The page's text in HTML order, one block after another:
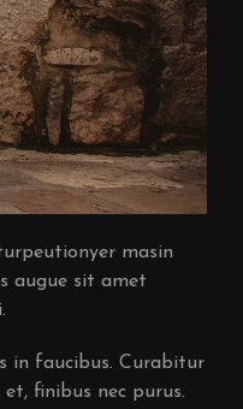
masin
augue sit amet
in faucibus. Curabitur
finibus nec purus.